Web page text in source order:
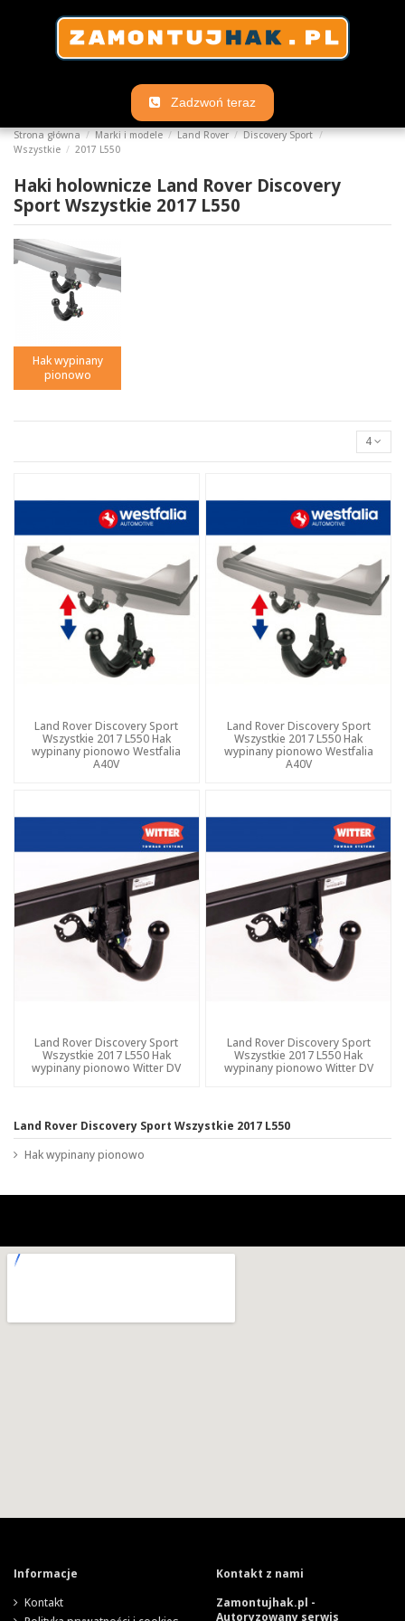
Zadzwoń teraz
Strona główna Marki i modele Land Rover
Discovery Sport
Wszystkie
2017 L550
Haki holownicze Land Rover Discovery
Sport Wszystkie 2017 L550
Hak wypinany
pionowo
4
Land Rover Discovery Sport
Wszystkie 2017 L550 Hak
wypinany pionowo Westfalia
A40V
Land Rover Discovery Sport
Wszystkie 2017 L550 Hak
wypinany pionowo Westfalia
A40V
Land Rover Discovery Sport
Wszystkie 2017 L550 Hak
wypinany pionowo Witter DV
Land Rover Discovery Sport
Wszystkie 2017 L550 Hak
wypinany pionowo Witter DV
Land Rover Discovery Sport Wszystkie 2017 L550
Hak wypinany pionowo
Informacje
Kontakt
Kontakt z nami
Zamontujhak.pl -
Autoryzowany serwis